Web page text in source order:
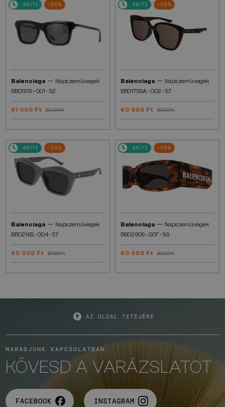
48/72 -25%
Balenciaga — Napszemüvegek
BB0161S - 001 - 52
61 000 Ft 82 000 Ft
48/72 -25%
Balenciaga — Napszemüvegek
BB0175SA - 002 - 57
60 000 Ft 81 000 Ft
48/72 -25%
Balenciaga — Napszemüvegek
BB0216S - 004 - 57
60 000 Ft 81 000 Ft
48/72 -25%
Balenciaga — Napszemüvegek
BB0260S - 007 - 56
60 000 Ft 81 000 Ft
AZ OLDAL TETEJÉRE
MARADJUNK KAPCSOLATBAN
KÖVESD A VARÁZSLATOT
FACEBOOK INSTAGRAM